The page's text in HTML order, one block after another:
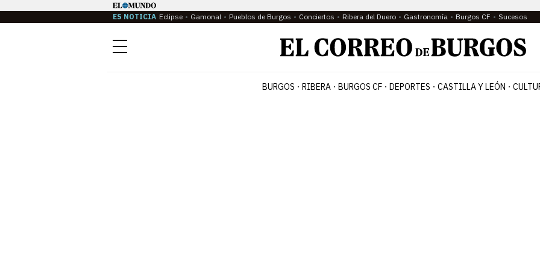
ES NOTICIA Eclipse Gamonal Pueblos de Burgos Conciertos Ribera del Duero Gastronomía Burgos CF Sucesos
Menú
BURGOS RIBERA BURGOS CF DEPORTES CASTILLA Y LEÓN